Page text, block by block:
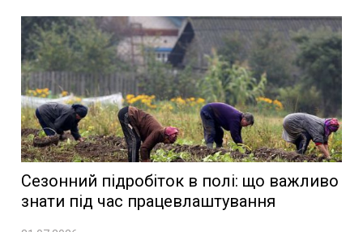
Сезонний підробіток в полі: що важливо
знати під час працевлаштування